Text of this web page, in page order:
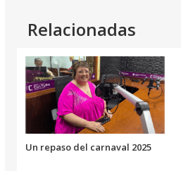
Relacionadas
Un repaso del carnaval 2025